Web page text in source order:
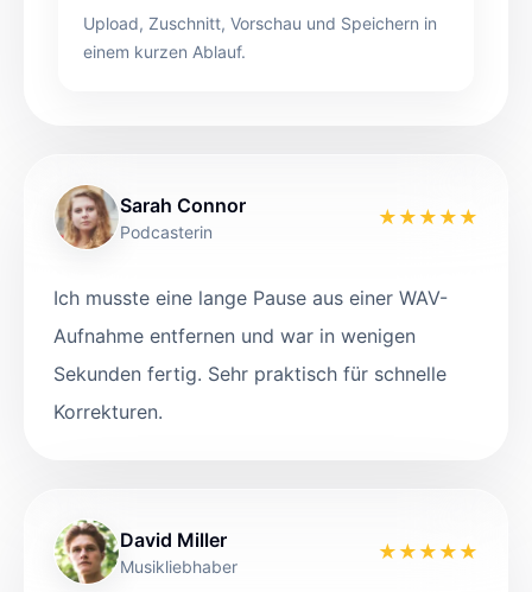
Upload, Zuschnitt, Vorschau und Speichern in
einem kurzen Ablauf.
Sarah Connor
Podcasterin
★ ★ ★ ★ ★
Ich musste eine lange Pause aus einer WAV-
Aufnahme entfernen und war in wenigen
Sekunden fertig. Sehr praktisch für schnelle
Korrekturen.
David Miller
Musikliebhaber
★ ★ ★ ★ ★